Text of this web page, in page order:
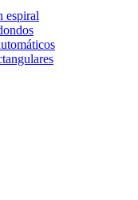
espiral